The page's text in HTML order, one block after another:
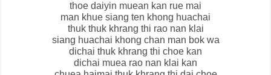
thoe daiyin muean kan rue mai
man khue siang ten khong huachai
thuk thuk khrang thi rao nan klai
siang huachai khong chan man bok wa
dichai thuk khrang thi choe kan
dichai muea rao nan klai kan